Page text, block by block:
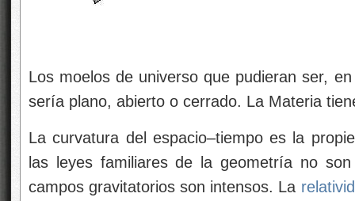
Los moelos de universo que pudieran ser,
sería plano, abierto o cerrado. La Materia
La curvatura del espacio–tiempo es la
las leyes familiares de la geometría no
campos gravitatorios son intensos. La